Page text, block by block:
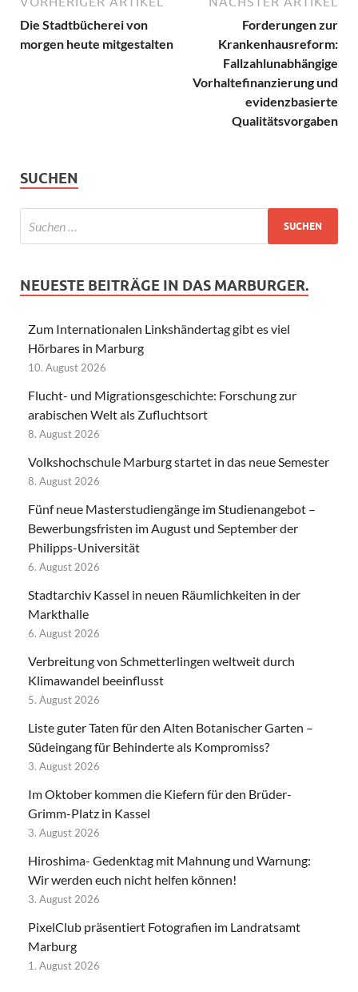
Die Stadtbücherei von
morgen heute mitgestalten
Forderungen zur
Krankenhausreform:
Fallzahlunabhängige
Vorhaltefinanzierung und
evidenzbasierte
Qualitätsvorgaben
SUCHEN
NEUESTE BEITRÄGE IN DAS MARBURGER.
Zum Internationalen Linkshändertag gibt es viel
Hörbares in Marburg
10. August 2026
Flucht- und Migrationsgeschichte: Forschung zur
arabischen Welt als Zufluchtsort
8. August 2026
Volkshochschule Marburg startet in das neue Semester
8. August 2026
Fünf neue Masterstudiengänge im Studienangebot –
Bewerbungsfristen im August und September der
Philipps-Universität
6. August 2026
Stadtarchiv Kassel in neuen Räumlichkeiten in der
Markthalle
6. August 2026
Verbreitung von Schmetterlingen weltweit durch
Klimawandel beeinflusst
5. August 2026
Liste guter Taten für den Alten Botanischer Garten –
Südeingang für Behinderte als Kompromiss?
3. August 2026
Im Oktober kommen die Kiefern für den Brüder-
Grimm-Platz in Kassel
3. August 2026
Hiroshima- Gedenktag mit Mahnung und Warnung:
Wir werden euch nicht helfen können!
3. August 2026
PixelClub präsentiert Fotografien im Landratsamt
Marburg
1. August 2026